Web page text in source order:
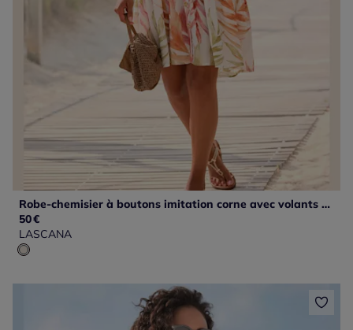
Robe-chemisier à boutons imitation corne avec volants et imprimé unique
50€
LASCANA